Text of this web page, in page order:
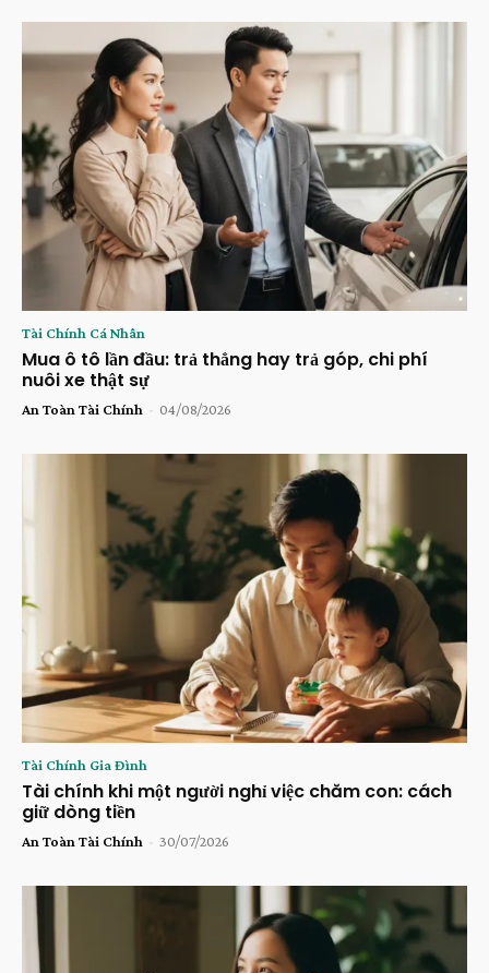
Tài Chính Cá Nhân
Mua ô tô lần đầu: trả thẳng hay trả góp, chi phí
nuôi xe thật sự
An Toàn Tài Chính - 04/08/2026
Tài Chính Gia Đình
Tài chính khi một người nghỉ việc chăm con: cách
giữ dòng tiền
An Toàn Tài Chính - 30/07/2026